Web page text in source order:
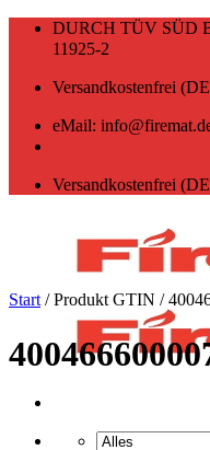
Zum
DURCH TÜV SÜD
11925-2
Versandkostenfrei
eMail:
Versandkostenfrei
Start /Produkt GTIN /